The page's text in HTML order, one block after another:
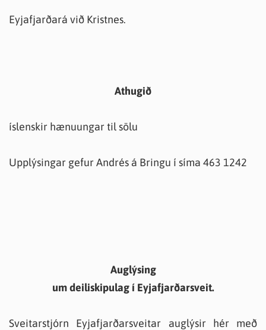
Eyjafjarðará við Kristnes.
Athugið
íslenskir hænuungar til sölu
Upplýsingar gefur Andrés á Bringu í síma 463 1242
Auglýsing
um deiliskipulag í Eyjafjarðarsveit.
Sveitarstjórn Eyjafjarðarsveitar auglýsir hér með